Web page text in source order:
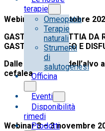
terapie
Omeopatia
Terapie
naturali
Strumenti
di
salutogenesi
Officina
Eventi
Disponibilità
rimedi
Prodotti
Webinar 2 – 27 ottobre
GASTRITE, MALATTIA DA
GASTROESOFAGEO E
Dalle alterazioni dell’alvo
cefalea
Webinar 3 – 3 novembre